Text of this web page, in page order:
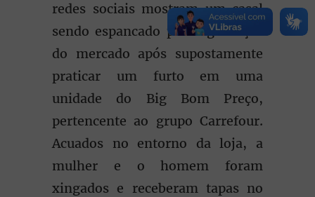
redes sociais mostram um casal
sendo espancado por seguranças
do mercado após supostamente
praticar um furto em uma
unidade do Big Bom Preço,
pertencente ao grupo Carrefour.
Acuados no entorno da loja, a
mulher e o homem foram
xingados e receberam tapas no